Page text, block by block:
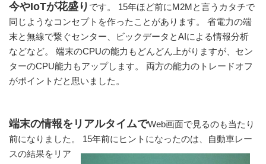
今やIoTが花盛り です。 15年ほど前にM2Mと言うカタチで
同じようなコンセプトを作ったことがあります。 省電力の端
末と無線で繋ぐセンター、ビックデータとAIによる情報分析
などなど。 端末のCPUの能力もどんどん上がりますが、セン
ターのCPU能力もアップします。 両方の能力のトレードオフ
がポイントだと思いました。
端末の情報をリアルタイムでWeb画面で見るのも当たり
前になりました。 15年前にヒントになったのは、
自動車レー
スの結果をリア